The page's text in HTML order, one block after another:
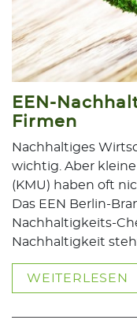
EEN-
Firmen
Nachhaltiges
wichtig. Aber
(KMU) haben oft
Das EEN Berlin-
Nachhaltigkeits-
Nachhaltigkeit
WEITERLESEN